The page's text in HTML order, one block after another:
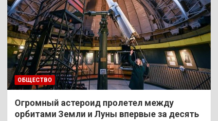
ОБЩЕСТВО
Огромный астероид пролетел между
орбитами Земли и Луны впервые за десять